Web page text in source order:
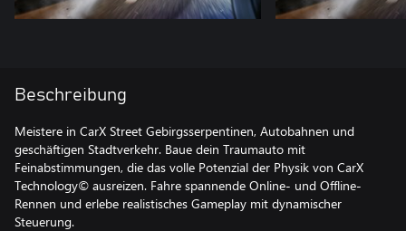
Beschreibung
Meistere in CarX Street Gebirgsserpentinen, Autobahnen und
geschäftigen Stadtverkehr. Baue dein Traumauto mit
Feinabstimmungen, die das volle Potenzial der Physik von CarX
Technology© ausreizen. Fahre spannende Online- und Offline-
Rennen und erlebe realistisches Gameplay mit dynamischer
Steuerung.